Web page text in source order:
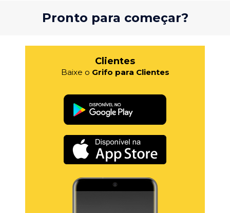
Pronto para começar?
Clientes
Baixe o Grifo para Clientes